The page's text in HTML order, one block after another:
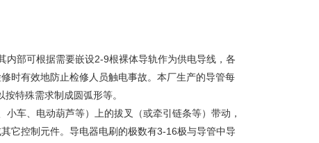
部可根据需要嵌设2-9根裸体导轨作为供电导线，各
时有效地防止检修人员触电事故。本厂生产的导管每
特殊需求制成圆弧形等。
车、电动葫芦等）上的拔叉（或牵引链条等）带动，
它控制元件。导电器电刷的极数有3-16极与导管中导